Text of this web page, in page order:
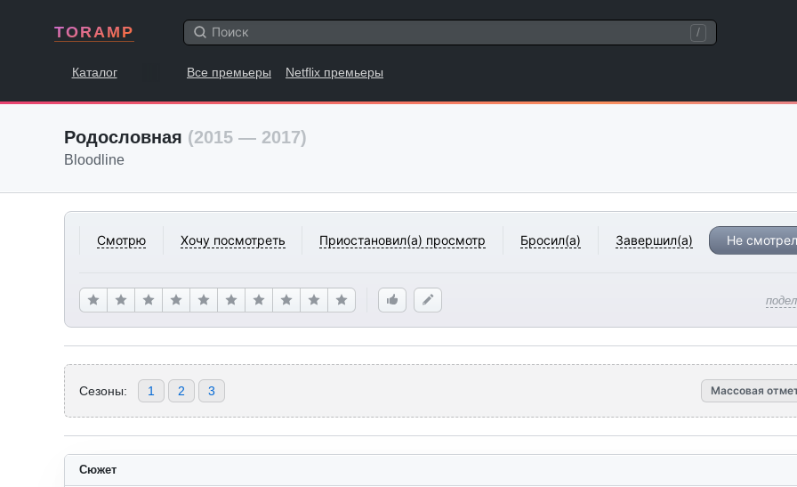
TORAMP /
Каталог Все премьеры Netflix премьеры
Родословная (2015 — 2017)
Bloodline
Смотрю Хочу посмотреть Приостановил(а) просмотр Бросил(а) Завершил(а) Не
Сезоны: 1 2 3 Массовая
Сюжет